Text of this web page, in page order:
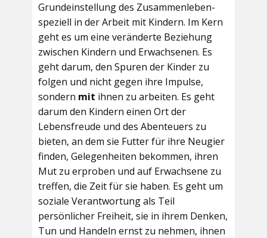
Grundeinstellung des Zusammenleben-
speziell in der Arbeit mit Kindern. Im Kern
geht es um eine veränderte Beziehung
zwischen Kindern und Erwachsenen. Es
geht darum, den Spuren der Kinder zu
folgen und nicht gegen ihre Impulse,
sondern mit ihnen zu arbeiten. Es geht
darum den Kindern einen Ort der
Lebensfreude und des Abenteuers zu
bieten, an dem sie Futter für ihre Neugier
finden, Gelegenheiten bekommen, ihren
Mut zu erproben und auf Erwachsene zu
treffen, die Zeit für sie haben. Es geht um
soziale Verantwortung als Teil
persönlicher Freiheit, sie in ihrem Denken,
Tun und Handeln ernst zu nehmen, ihnen